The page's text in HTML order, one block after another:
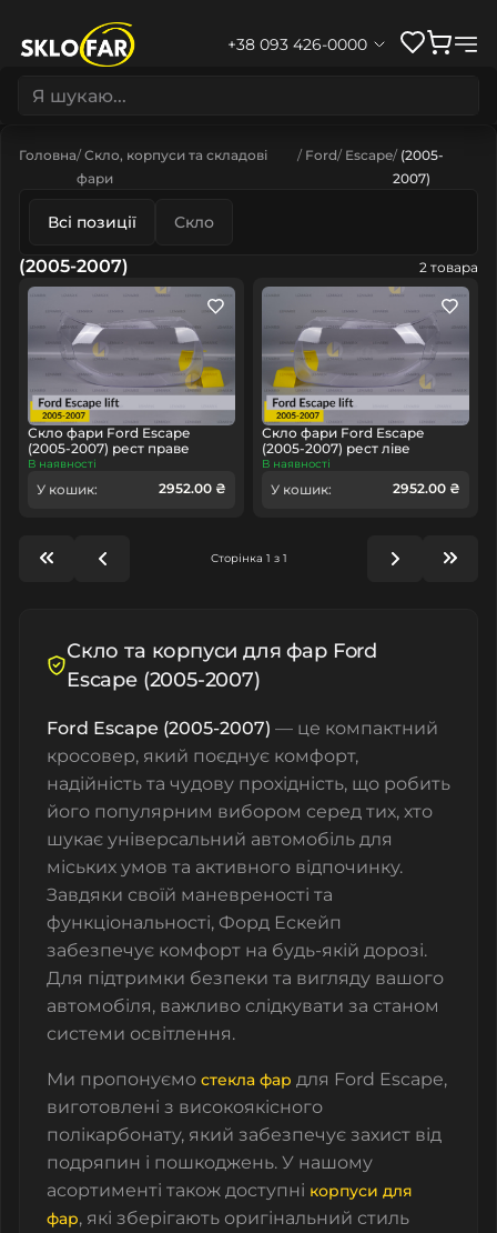
+38 093 426-0000
Головна Скло, корпуси та складові
фари
Ford Escape (2005-
2007)
Всі позиції Скло
(2005-2007) 2 товара
Скло фари Ford Escape
(2005-2007) рест праве
В наявності
У кошик: 2952.00 ₴
Скло фари Ford Escape
(2005-2007) рест ліве
В наявності
У кошик: 2952.00 ₴
Сторінка 1 з 1
Скло та корпуси для фар Ford
Escape (2005-2007)
Ford Escape (2005-2007) — це компактний
кросовер, який поєднує комфорт,
надійність та чудову прохідність, що робить
його популярним вибором серед тих, хто
шукає універсальний автомобіль для
міських умов та активного відпочинку.
Завдяки своїй маневреності та
функціональності, Форд Ескейп
забезпечує комфорт на будь-якій дорозі.
Для підтримки безпеки та вигляду вашого
автомобіля, важливо слідкувати за станом
системи освітлення.
Ми пропонуємо стекла фар для Ford Escape,
виготовлені з високоякісного
полікарбонату, який забезпечує захист від
подряпин і пошкоджень. У нашому
асортименті також доступні корпуси для
фар, які зберігають оригінальний стиль